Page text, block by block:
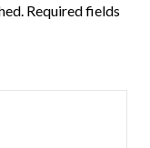
Required fields